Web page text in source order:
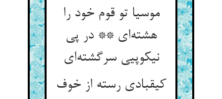
موسیا تو قوم خود را
هشته‌ای ** در پی
نیکوپیی سرگشته‌ای
کیقبادی رسته از خوف